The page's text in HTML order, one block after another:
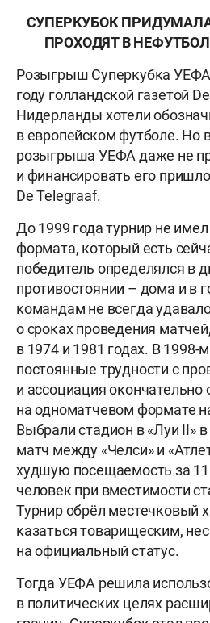
СУПЕРКУБОК
ПРОХОДЯТ В
Розыгрыш Суперкубка
году голландской газетой
Нидерланды хотели
в европейском футболе. Но
розыгрыша УЕФА даже не
и финансировать его
De Telegraaf.
До 1999 года турнир не
формата, который есть
победитель определялся в
противостоянии – дома и в
командам не всегда
о сроках проведения
в 1974 и 1981 годах. В
постоянные трудности с
и ассоциация окончательно
на одноматчевом формате
Выбрали стадион в «Луи II»
матч между «Челси» и
худшую посещаемость за
человек при вместимости
Турнир обрёл местечковый
казаться товарищеским,
на официальный статус.
Тогда УЕФА решила
в политических целях